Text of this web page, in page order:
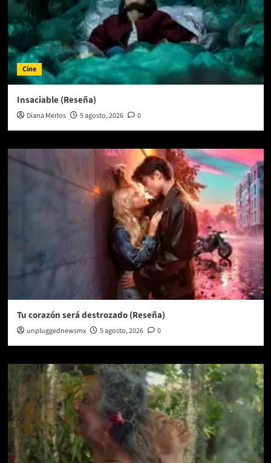
Cine
Insaciable (Reseña)
Diana Merlos 5 agosto, 2026 0
Tu corazón será destrozado (Reseña)
unpluggednewsmx 5 agosto, 2026 0